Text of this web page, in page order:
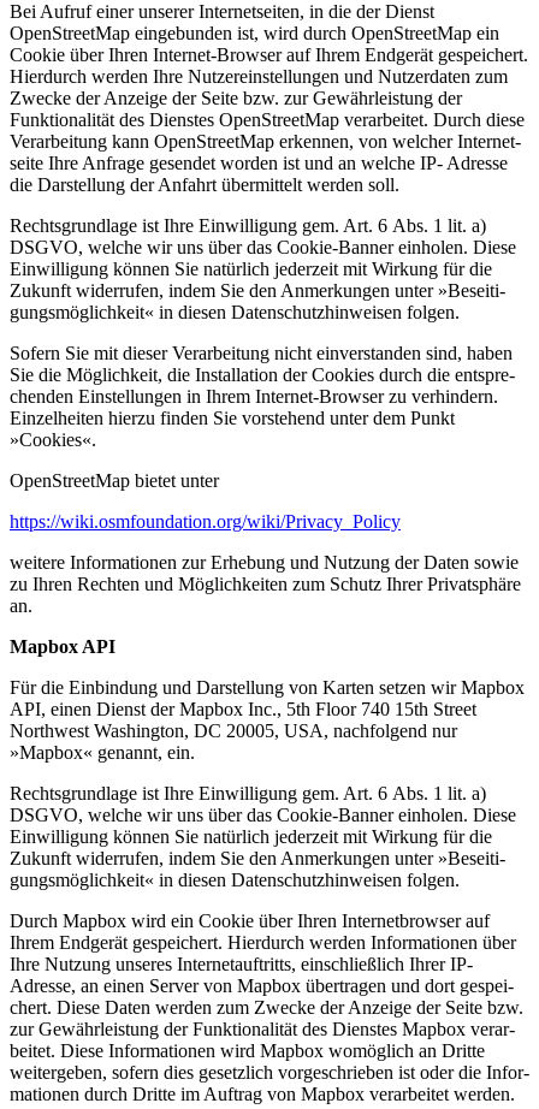
Bei Aufruf einer unserer Inter­net­seiten, in die der Dienst
OpenStreetMap einge­bunden ist, wird durch OpenStreetMap ein
Cookie über Ihren Internet-Browser auf Ihrem Endgerät gespei­chert.
Hierdurch werden Ihre Nutzer­ein­stel­lungen und Nutzer­daten zum
Zwecke der Anzeige der Seite bzw. zur Gewähr­leistung der
Funktio­na­lität des Dienstes OpenStreetMap verar­beitet. Durch diese
Verar­beitung kann OpenStreetMap erkennen, von welcher Inter­net­
seite Ihre Anfrage gesendet worden ist und an welche IP- Adresse
die Darstellung der Anfahrt übermittelt werden soll.
Rechts­grundlage ist Ihre Einwil­ligung gem. Art. 6 Abs. 1 lit. a)
DSGVO, welche wir uns über das Cookie-Banner einholen. Diese
Einwil­ligung können Sie natürlich jederzeit mit Wirkung für die
Zukunft wider­rufen, indem Sie den Anmer­kungen unter »Besei­ti­
gungs­mög­lichkeit« in diesen Daten­schutz­hin­weisen folgen.
Sofern Sie mit dieser Verar­beitung nicht einver­standen sind, haben
Sie die Möglichkeit, die Instal­lation der Cookies durch die entspre­
chenden Einstel­lungen in Ihrem Internet-Browser zu verhindern.
Einzel­heiten hierzu finden Sie vorstehend unter dem Punkt
»Cookies«.
OpenStreetMap bietet unter
https://wiki.osmfoundation.org/wiki/Privacy_Policy
weitere Infor­ma­tionen zur Erhebung und Nutzung der Daten sowie
zu Ihren Rechten und Möglich­keiten zum Schutz Ihrer Privat­sphäre
an.
Mapbox API
Für die Einbindung und Darstellung von Karten setzen wir Mapbox
API, einen Dienst der Mapbox Inc., 5th Floor 740 15th Street
Northwest Washington, DC 20005, USA, nachfolgend nur
»Mapbox« genannt, ein.
Rechts­grundlage ist Ihre Einwil­ligung gem. Art. 6 Abs. 1 lit. a)
DSGVO, welche wir uns über das Cookie-Banner einholen. Diese
Einwil­ligung können Sie natürlich jederzeit mit Wirkung für die
Zukunft wider­rufen, indem Sie den Anmer­kungen unter »Besei­ti­
gungs­mög­lichkeit« in diesen Daten­schutz­hin­weisen folgen.
Durch Mapbox wird ein Cookie über Ihren Inter­net­browser auf
Ihrem Endgerät gespei­chert. Hierdurch werden Infor­ma­tionen über
Ihre Nutzung unseres Inter­net­auf­tritts, einschließlich Ihrer IP-
Adresse, an einen Server von Mapbox übertragen und dort gespei­
chert. Diese Daten werden zum Zwecke der Anzeige der Seite bzw.
zur Gewähr­leistung der Funktio­na­lität des Dienstes Mapbox verar­
beitet. Diese Infor­ma­tionen wird Mapbox womöglich an Dritte
weiter­geben, sofern dies gesetzlich vorge­schrieben ist oder die Infor­
ma­tionen durch Dritte im Auftrag von Mapbox verar­beitet werden.